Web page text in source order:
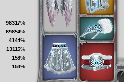
98317%
69854%
4144%
13115%
158%
158%